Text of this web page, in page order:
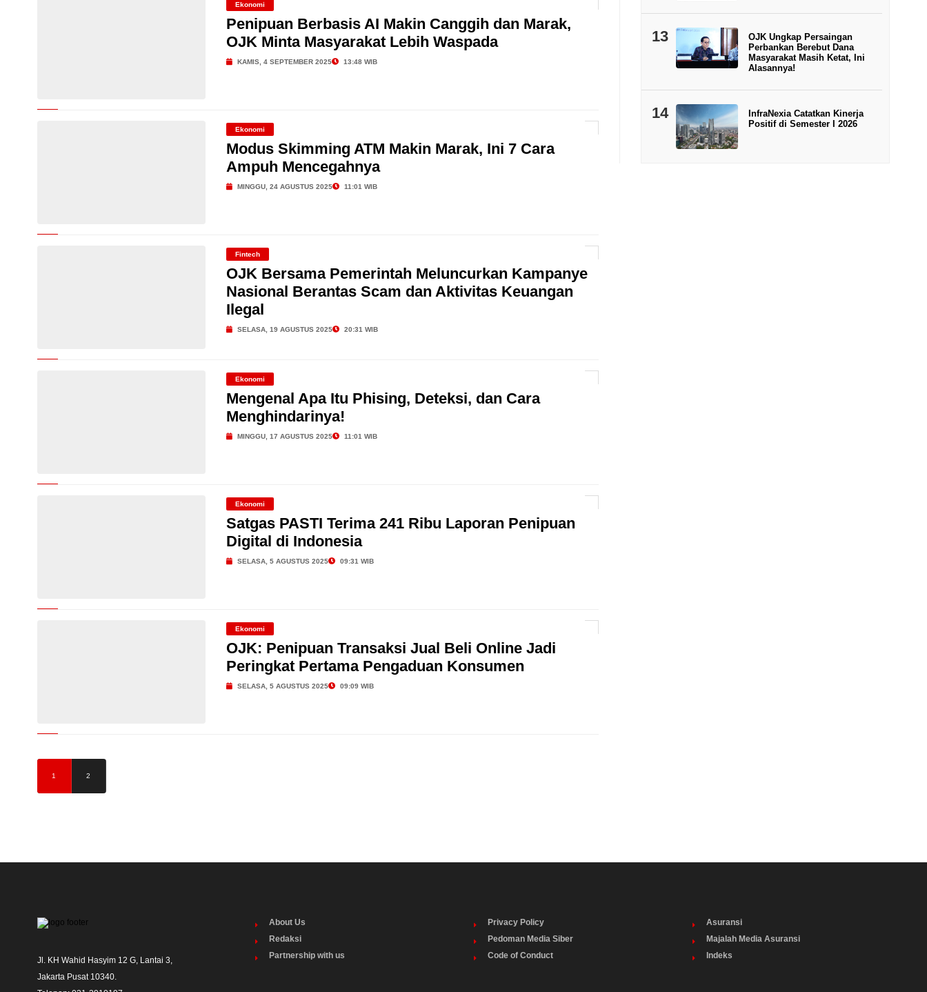
Ekonomi
Penipuan Berbasis AI Makin Canggih dan Marak,
OJK Minta Masyarakat Lebih Waspada
KAMIS, 4 SEPTEMBER 2025 13:48 WIB
Ekonomi
Modus Skimming ATM Makin Marak, Ini 7 Cara
Ampuh Mencegahnya
MINGGU, 24 AGUSTUS 2025 11:01 WIB
Fintech
OJK Bersama Pemerintah Meluncurkan Kampanye
Nasional Berantas Scam dan Aktivitas Keuangan
Ilegal
SELASA, 19 AGUSTUS 2025 20:31 WIB
Ekonomi
Mengenal Apa Itu Phising, Deteksi, dan Cara
Menghindarinya!
MINGGU, 17 AGUSTUS 2025 11:01 WIB
Ekonomi
Satgas PASTI Terima 241 Ribu Laporan Penipuan
Digital di Indonesia
SELASA, 5 AGUSTUS 2025 09:31 WIB
Ekonomi
OJK: Penipuan Transaksi Jual Beli Online Jadi
Peringkat Pertama Pengaduan Konsumen
SELASA, 5 AGUSTUS 2025 09:09 WIB
1 2
13
OJK Ungkap Persaingan
Perbankan Berebut Dana
Masyarakat Masih Ketat, Ini
Alasannya!
14
InfraNexia Catatkan Kinerja
Positif di Semester I 2026
Jl. KH Wahid Hasyim 12 G, Lantai 3,
Jakarta Pusat 10340.
About Us
Redaksi
Partnership with us
Privacy Policy
Pedoman Media Siber
Code of Conduct
Asuransi
Majalah Media Asuransi
Indeks